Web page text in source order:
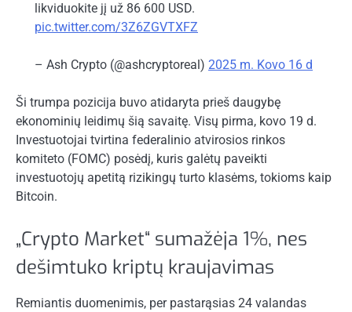
likviduokite jį už 86 600 USD.
pic.twitter.com/3Z6ZGVTXFZ
– Ash Crypto (@ashcryptoreal) 2025 m. Kovo 16 d
Ši trumpa pozicija buvo atidaryta prieš daugybę
ekonominių leidimų šią savaitę. Visų pirma, kovo 19 d.
Investuotojai tvirtina federalinio atvirosios rinkos
komiteto (FOMC) posėdį, kuris galėtų paveikti
investuotojų apetitą rizikingų turto klasėms, tokioms kaip
Bitcoin.
„Crypto Market“ sumažėja 1%, nes
dešimtuko kriptų kraujavimas
Remiantis duomenimis, per pastarąsias 24 valandas